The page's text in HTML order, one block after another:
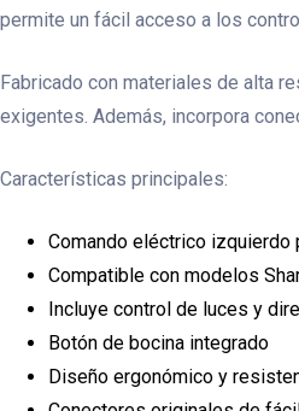
permite un fácil acceso a los
Fabricado con materiales de alta
exigentes. Además, incorpora
Características principales:
Comando eléctrico izquierdo
Compatible con modelos
Incluye control de luces y
Botón de bocina integrado
Diseño ergonómico y